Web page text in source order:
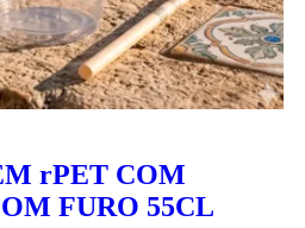
rPET COM
FURO 55CL